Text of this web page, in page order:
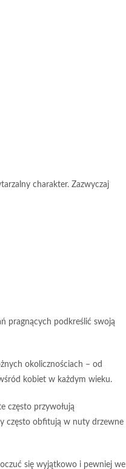
charakter. Zazwyczaj
pragnących podkreślić swoją
okolicznościach – od
kobiet w każdym wieku.
często przywołują
często obfitują w nuty drzewne
się wyjątkowo i pewniej we